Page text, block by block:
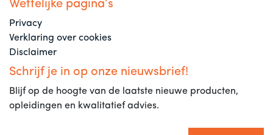
Wettelijke pagina’s
Privacy
Verklaring over cookies
Disclaimer
Schrijf je in op onze nieuwsbrief!
Blijf op de hoogte van de laatste nieuwe producten,
opleidingen en kwalitatief advies.